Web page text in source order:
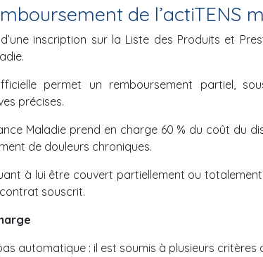
de l’actiTENS
d’une inscription sur la Liste des Produits et
permet un remboursement partiel,
précises.
Maladie prend en charge 60 % du coût du
de douleurs chroniques.
à lui être couvert partiellement ou
souscrit.
automatique : il est soumis à plusieurs critères